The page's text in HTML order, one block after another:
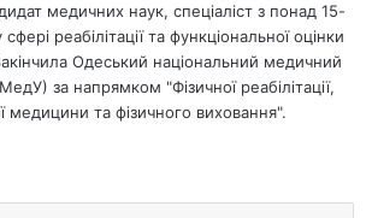
медичних наук, спеціаліст з понад 15-
реабілітації та функціональної оцінки
Одеський національний медичний
за напрямком "Фізичної реабілітації,
медицини та фізичного виховання".
te